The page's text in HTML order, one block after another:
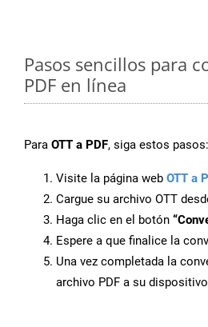
Pasos sencillos para
PDF en línea
Para OTT a PDF, siga estos pasos:
Visite la página web OTT a
Cargue su archivo OTT
Haga clic en el botón
Espere a que finalice la
Una vez completada la
archivo PDF a su